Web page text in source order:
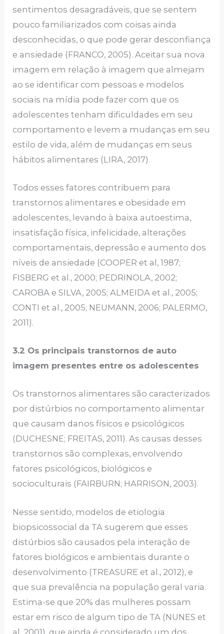
sentimentos desagradáveis, que se sentem
pouco familiarizados com coisas ainda
desconhecidas, o que pode gerar desconfiança
e ansiedade (FRANCO, 2005). Aceitar sua nova
imagem em relação à imagem que almejam
ao se identificar com pessoas e modelos
sociais na mídia pode fazer com que os
adolescentes tenham dificuldades em seu
comportamento e levem a mudanças em seu
estilo de vida, além de mudanças em seus
hábitos alimentares (LIRA, 2017).
Todos esses fatores contribuem para
transtornos alimentares e obesidade em
adolescentes, levando à baixa autoestima,
insatisfação física, infelicidade, alterações
comportamentais, depressão e aumento dos
níveis de ansiedade (COOPER et al, 1987;
FISBERG et al., 2000; PEDRINOLA, 2002;
CAROBA e SILVA, 2005; ALMEIDA et al., 2005;
CONTI et al., 2005; NEUMANN, 2006; PALERMO,
2011).
3.2 Os principais transtornos de auto
imagem presentes entre os adolescentes
Os transtornos alimentares são caracterizados
por distúrbios no comportamento alimentar
que causam danos físicos e psicológicos
(DUCHESNE; FREITAS, 2011). As causas desses
transtornos são complexas, envolvendo
fatores psicológicos, biológicos e
socioculturais (FAIRBURN; HARRISON, 2003).
Nesse sentido, modelos de etiologia
biopsicossocial da TA sugerem que esses
distúrbios são causados pela interação de
fatores biológicos e ambientais durante o
desenvolvimento (TREASURE et al., 2012), e
que sua prevalência na população geral varia.
Estima-se que 20% das mulheres possam
estar em risco de algum tipo de TA (NUNES et
al, 2001), que ainda é considerado um dos